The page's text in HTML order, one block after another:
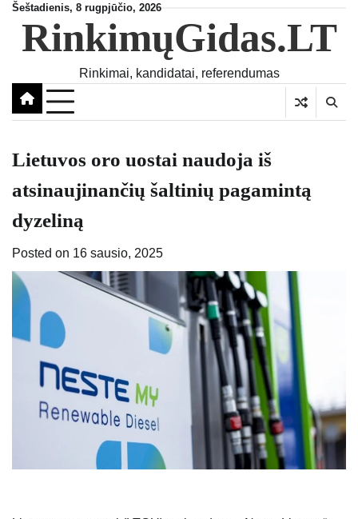
Skip
content
Šeštadienis, 8 rugpjūčio, 2026
RinkimųGidas.LT
Rinkimai, kandidatai, referendumas
Lietuvos oro uostai naudoja iš
atsinaujinančių šaltinių pagamintą
dyzeliną
Posted on 16 sausio, 2025